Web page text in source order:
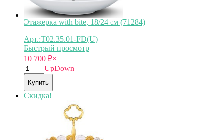
Этажерка with bite, 18/24 см (71284)
Арт.:T02.35.01-FD(U)
Быстрый просмотр
10 700 ₽×
UpDown
Купить
Скидка!